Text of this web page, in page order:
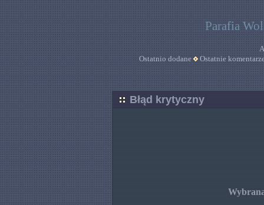
Parafia
Ostatnio dodane
Ostatnie
Błąd krytyczny